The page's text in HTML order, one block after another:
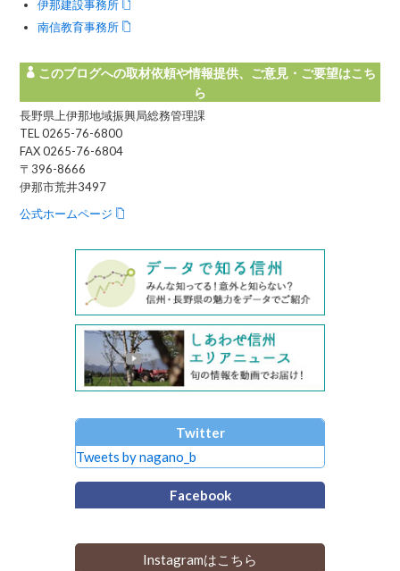
伊那建設事務所
南信教育事務所
このブログへの取材依頼や情報提供、ご意見・ご要望はこち
ら
長野県上伊那地域振興局総務管理課
TEL 0265-76-6800
FAX 0265-76-6804
〒396-8666
伊那市荒井3497
公式ホームページ
Twitter
Tweets by nagano_b
Facebook
Instagramはこちら